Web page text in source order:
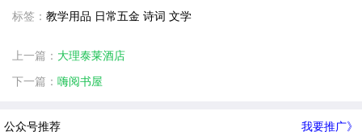
标签： 教学用品 日常五金 诗词 文学
上一篇： 大理泰莱酒店
下一篇： 嗨阅书屋
公众号推荐 我要推广》